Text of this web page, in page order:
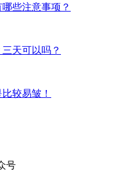
些注意事项？
天可以吗？
较易皱！
号